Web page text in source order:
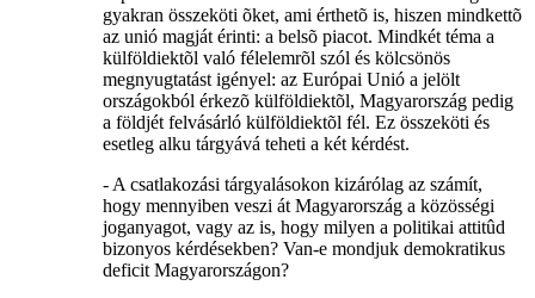
gyakran összeköti õket, ami érthetõ is, hiszen mindkettõ
az unió magját érinti: a belsõ piacot. Mindkét téma a
külföldiektõl való félelemrõl szól és kölcsönös
megnyugtatást igényel: az Európai Unió a jelölt
országokból érkezõ külföldiektõl, Magyarország pedig
a földjét felvásárló külföldiektõl fél. Ez összeköti és
esetleg alku tárgyává teheti a két kérdést.
- A csatlakozási tárgyalásokon kizárólag az számít,
hogy mennyiben veszi át Magyarország a közösségi
joganyagot, vagy az is, hogy milyen a politikai attitûd
bizonyos kérdésekben? Van-e mondjuk demokratikus
deficit Magyarországon?